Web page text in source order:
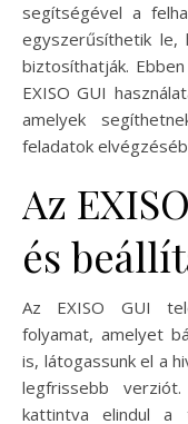
segítségével a
egyszerűsíthetik
biztosíthatják.
EXISO GUI
amelyek
feladatok
Az
és
Az EXISO GUI
folyamat, amelyet
is, látogassunk el a
legfrissebb
kattintva elindul a